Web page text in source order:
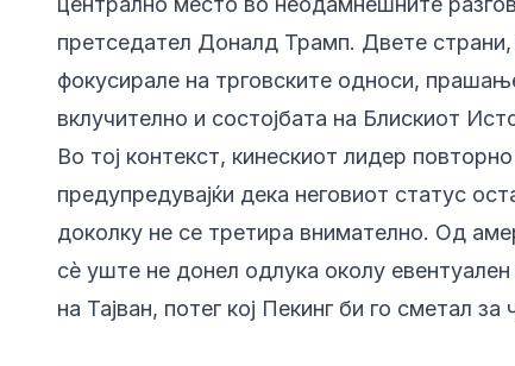
претседател Доналд Трамп. Двете страни,
фокусирале на трговските односи,
вклучително и состојбата на Блискиот
Во тој контекст, кинескиот лидер
предупредувајќи дека неговиот статус
доколку не се третира внимателно. Од
сè уште не донел одлука околу
на Тајван, потег кој Пекинг би го сметал